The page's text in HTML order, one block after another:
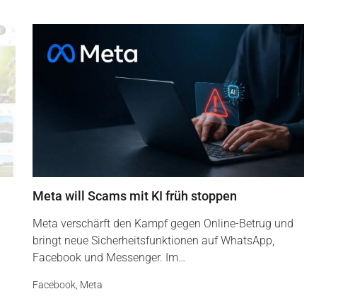
Meta will Scams mit KI früh stoppen
Meta verschärft den Kampf gegen Online-Betrug und
bringt neue Sicherheitsfunktionen auf WhatsApp,
Facebook und Messenger. Im…
Facebook Meta